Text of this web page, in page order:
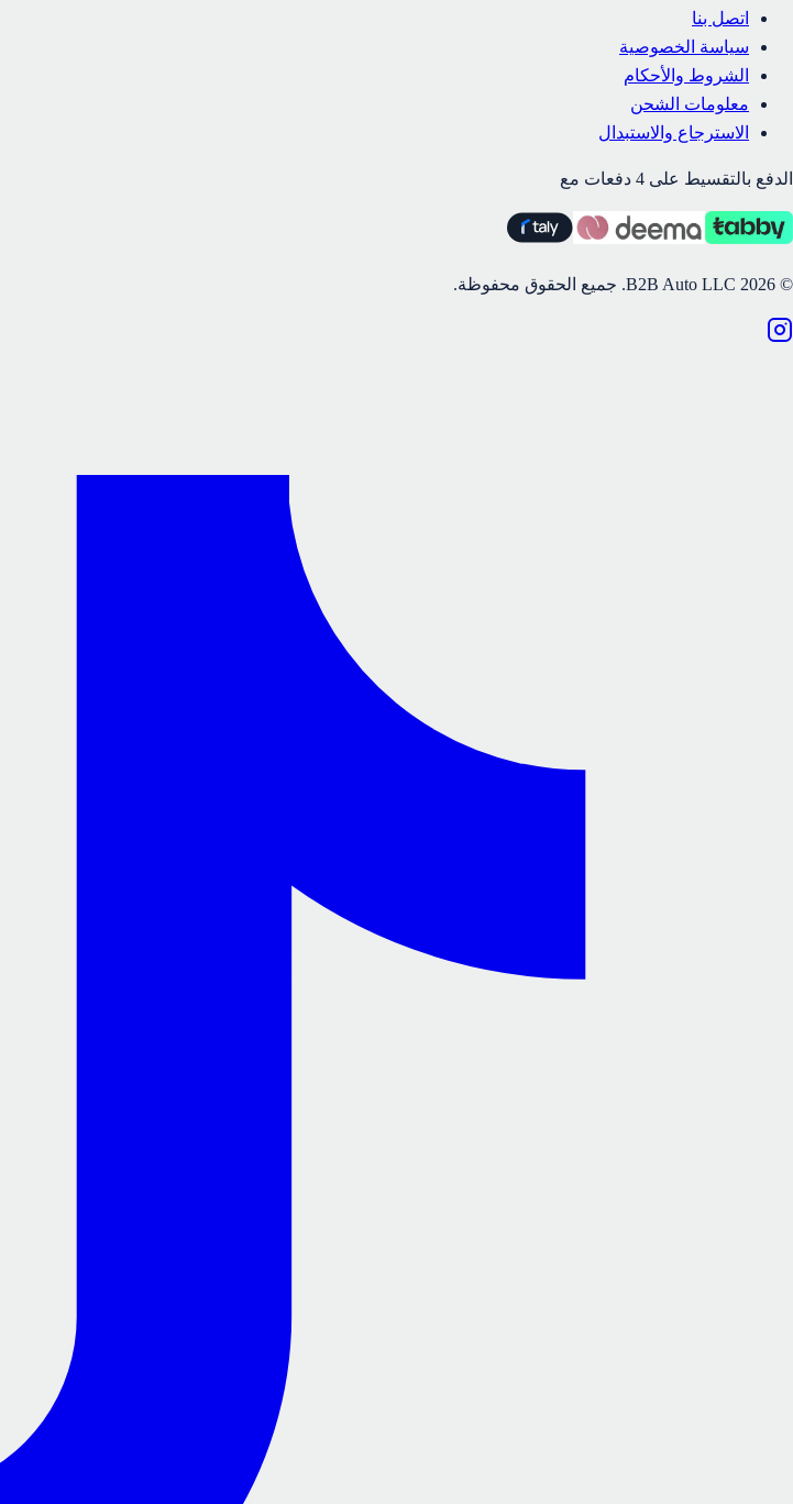
اتصل بنا
سياسة الخصوصية
الشروط والأحكام
معلومات الشحن
الاسترجاع والاستبدال
الدفع بالتقسيط على 4 دفعات مع
©
2026 جميع الحقوق محفوظة.